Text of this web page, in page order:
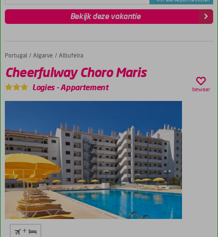
Bekijk deze vakantie
Home
Portugal Algarve Albufeira
Cheerfulway Choro Maris
Cheerfulway Choro Maris
Logies -Appartement bewaar
+